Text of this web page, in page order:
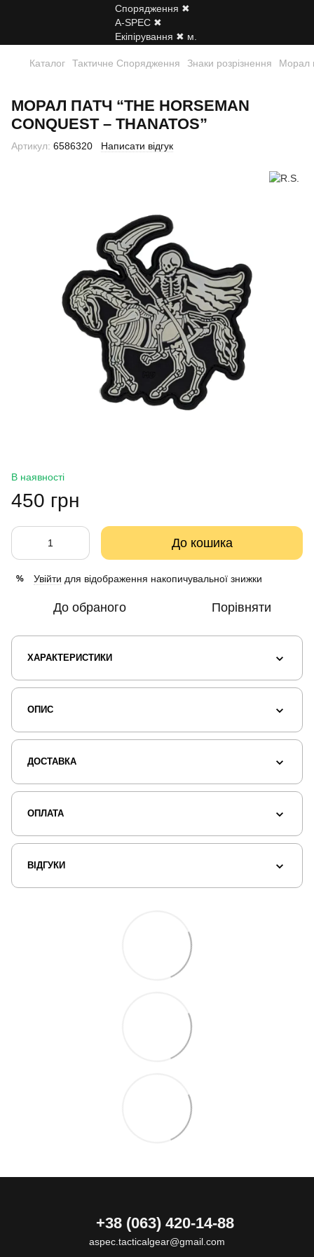
Каталог Тактичне Спорядження Знаки розрізнення Морал
МОРАЛ ПАТЧ “THE HORSEMAN
CONQUEST – THANATOS”
Артикул: 6586320 Написати відгук
В наявності
450 грн
До кошика
% Увійти для відображення накопичувальної знижки
До обраного Порівняти
ХАРАКТЕРИСТИКИ
ОПИС
ДОСТАВКА
ОПЛАТА
ВІДГУКИ
+38 (063) 420-14-88
aspec.tacticalgear@gmail.com